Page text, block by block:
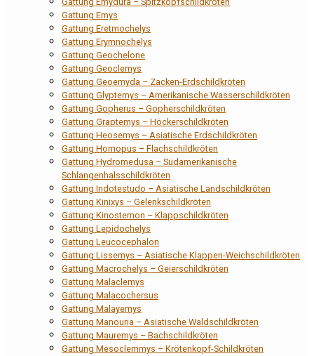
Gattung Emys
Gattung Eretmochelys
Gattung Erymnochelys
Gattung Geochelone
Gattung Geoclemys
Gattung Geoemyda – Zacken-Erdschildkröten
Gattung Glyptemys – Amerikanische Wasserschildkröten
Gattung Gopherus – Gopherschildkröten
Gattung Graptemys – Höckerschildkröten
Gattung Heosemys – Asiatische Erdschildkröten
Gattung Homopus – Flachschildkröten
Gattung Hydromedusa – Südamerikanische
Schlangenhalsschildkröten
Gattung Indotestudo – Asiatische Landschildkröten
Gattung Kinixys – Gelenkschildkröten
Gattung Kinosternon – Klappschildkröten
Gattung Lepidochelys
Gattung Leucocephalon
Gattung Lissemys – Asiatische Klappen-Weichschildkröten
Gattung Macrochelys – Geierschildkröten
Gattung Malaclemys
Gattung Malacochersus
Gattung Malayemys
Gattung Manouria – Asiatische Waldschildkröten
Gattung Mauremys – Bachschildkröten
Gattung Mesoclemmys – Krötenkopf-Schildkröten